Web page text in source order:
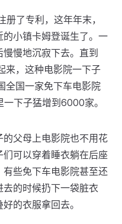
了专利，这年年末，
小镇卡姆登诞生了。一
慢地沉寂下去。直到
来，这种电影院一下子
全国一家免下车电影院
下子猛增到6000家。
父母上电影院也不用花
可以穿着睡衣躺在后座
些免下车电影院甚至还
的时候扔下一袋脏衣
的衣服拿回去。